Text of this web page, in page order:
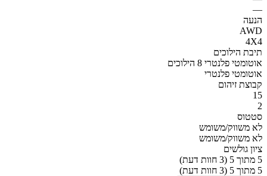
—
הנעה
AWD
4X4
תיבת הילוכים
אוטומטי פלנטרי 8 הילוכים
אוטומטי פלנטרי
קבוצת זיהום
15
2
סטטוס
לא משווק/משומש
לא משווק/משומש
ציון גולשים
5 מתוך 5 (3 חוות דעת)
5 מתוך 5 (3 חוות דעת)